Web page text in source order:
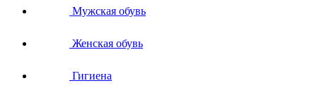
Мужская обувь
Женская обувь
Гигиена